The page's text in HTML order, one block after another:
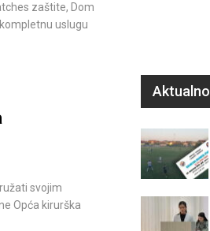
zaštite, Dom
uslugu
svojim
Opća kirurška
Aktualno